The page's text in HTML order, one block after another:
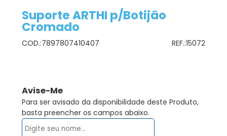
Suporte ARTHI p/Botijão
Cromado
COD.:7897807410407 REF.:15072
Avise-Me
Para ser avisado da disponibilidade deste Produto,
basta preencher os campos abaixo.